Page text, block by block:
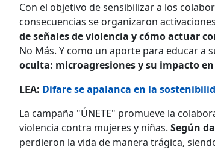
Con el objetivo de sensibilizar a los
consecuencias se organizaron
de señales de violencia y cómo actuar
No Más. Y como un aporte para educar a
oculta: microagresiones y su impacto
LEA: Difare se apalanca en la
La campaña "ÚNETE" promueve la
violencia contra mujeres y niñas. Según
perdieron la vida de manera trágica,